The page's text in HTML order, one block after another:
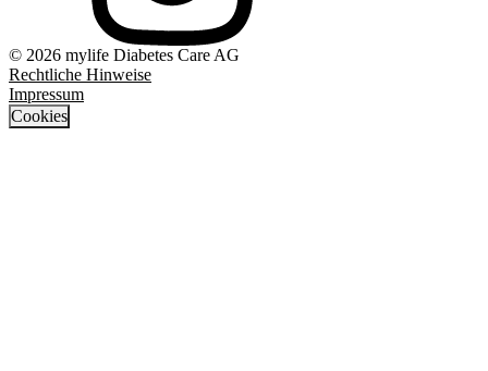
© 2026 mylife Diabetes Care AG
Rechtliche Hinweise
Impressum
Cookies